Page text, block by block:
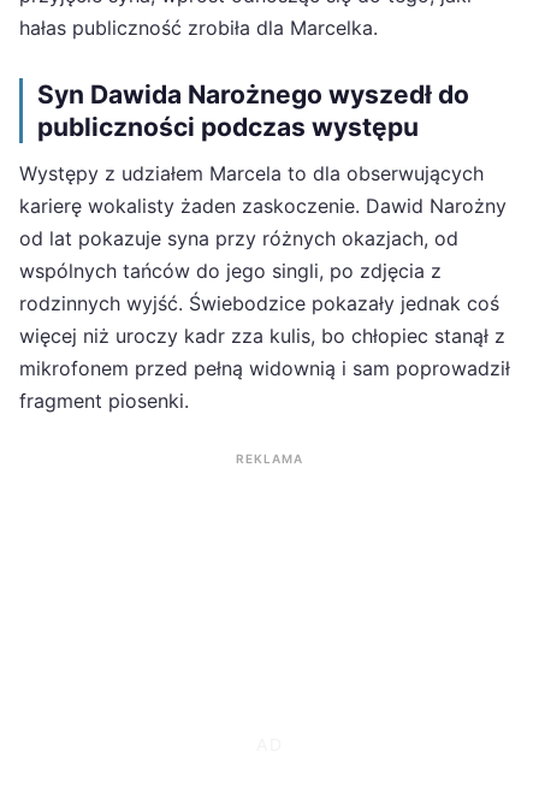
hałas publiczność zrobiła dla Marcelka.
Syn Dawida Narożnego wyszedł do
publiczności podczas występu
Występy z udziałem Marcela to dla obserwujących
karierę wokalisty żaden zaskoczenie. Dawid Narożny
od lat pokazuje syna przy różnych okazjach, od
wspólnych tańców do jego singli, po zdjęcia z
rodzinnych wyjść. Świebodzice pokazały jednak coś
więcej niż uroczy kadr zza kulis, bo chłopiec stanął z
mikrofonem przed pełną widownią i sam poprowadził
fragment piosenki.
REKLAMA